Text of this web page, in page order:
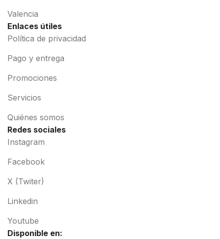
Valencia
Enlaces útiles
Política de privacidad
Pago y entrega
Promociones
Servicios
Quiénes somos
Redes sociales
Instagram
Facebook
X (Twiter)
Linkedin
Youtube
Disponible en: